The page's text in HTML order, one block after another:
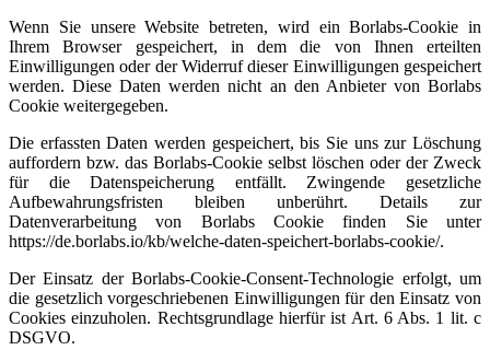
Wenn Sie unsere Website betreten, wird ein Borlabs-Cookie in
Ihrem Browser gespeichert, in dem die von Ihnen erteilten
Einwilligungen oder der Widerruf dieser Einwilligungen gespeichert
werden. Diese Daten werden nicht an den Anbieter von Borlabs
Cookie weitergegeben.
Die erfassten Daten werden gespeichert, bis Sie uns zur Löschung
auffordern bzw. das Borlabs-Cookie selbst löschen oder der Zweck
für die Datenspeicherung entfällt. Zwingende gesetzliche
Aufbewahrungsfristen bleiben unberührt. Details zur
Datenverarbeitung von Borlabs Cookie finden Sie unter
https://de.borlabs.io/kb/welche-daten-speichert-borlabs-cookie/.
Der Einsatz der Borlabs-Cookie-Consent-Technologie erfolgt, um
die gesetzlich vorgeschriebenen Einwilligungen für den Einsatz von
Cookies einzuholen. Rechtsgrundlage hierfür ist Art. 6 Abs. 1 lit. c
DSGVO.